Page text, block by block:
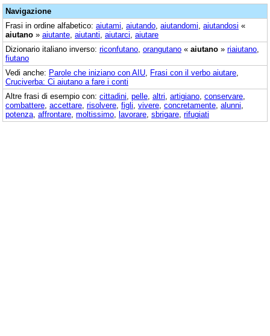
Navigazione
Frasi in ordine alfabetico: aiutami aiutando aiutandomi aiutandosi «
aiutano » aiutante aiutanti aiutarci aiutare
Dizionario italiano inverso: riconfutano orangutano « aiutano » riaiutano
fiutano
Vedi anche: Parole che iniziano con AIU Frasi con il verbo aiutare
Cruciverba: Ci aiutano a fare i conti
Altre frasi di esempio con: cittadini pelle altri artigiano conservare
combattere accettare risolvere figli vivere concretamente alunni
potenza affrontare moltissimo lavorare sbrigare rifugiati